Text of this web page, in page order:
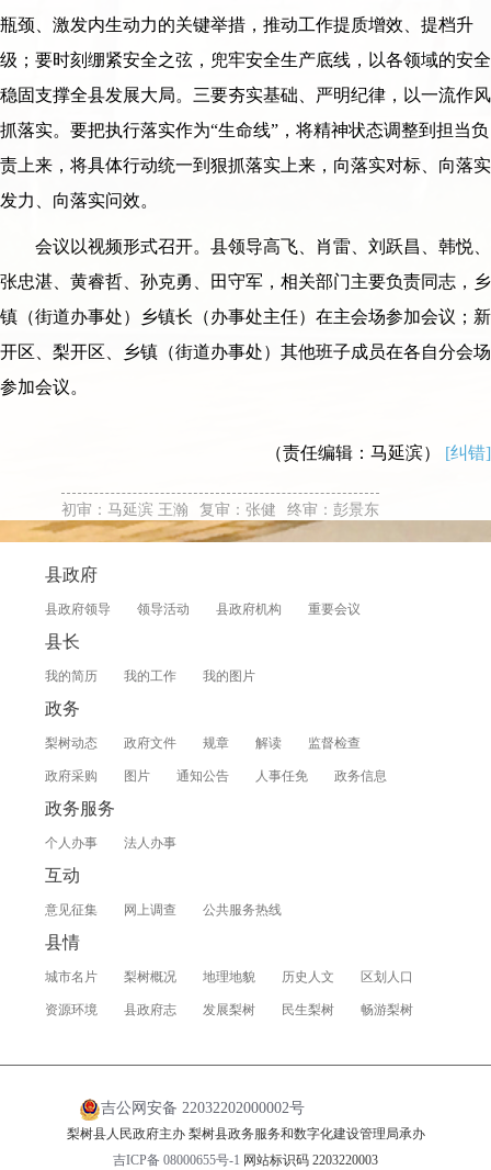
瓶颈、激发内生动力的关键举措，推动工作提质增效、提档升
级；要时刻绷紧安全之弦，兜牢安全生产底线，以各领域的安全
稳固支撑全县发展大局。三要夯实基础、严明纪律，以一流作风
抓落实。要把执行落实作为“生命线”，将精神状态调整到担当负
责上来，将具体行动统一到狠抓落实上来，向落实对标、向落实
发力、向落实问效。
会议以视频形式召开。县领导高飞、肖雷、刘跃昌、韩悦、
张忠湛、黄睿哲、孙克勇、田守军，相关部门主要负责同志，乡
镇（街道办事处）乡镇长（办事处主任）在主会场参加会议；新
开区、梨开区、乡镇（街道办事处）其他班子成员在各自分会场
参加会议。
（责任编辑：马延滨） [纠错]
初审：马延滨 王瀚 复审：张健 终审：彭景东
县政府
县政府领导 领导活动 县政府机构 重要会议
县长
我的简历 我的工作 我的图片
政务
梨树动态 政府文件 规章 解读 监督检查
政府采购 图片 通知公告 人事任免 政务信息
政务服务
个人办事 法人办事
互动
意见征集 网上调查 公共服务热线
县情
城市名片 梨树概况 地理地貌 历史人文 区划人口
资源环境 县政府志 发展梨树 民生梨树 畅游梨树
吉公网安备 22032202000002号
梨树县人民政府主办 梨树县政务服务和数字化建设管理局承办
吉ICP备 08000655号-1 网站标识码 2203220003